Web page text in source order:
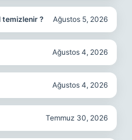
temizlenir ? Ağustos 5, 2026
Ağustos 4, 2026
Ağustos 4, 2026
Temmuz 30, 2026